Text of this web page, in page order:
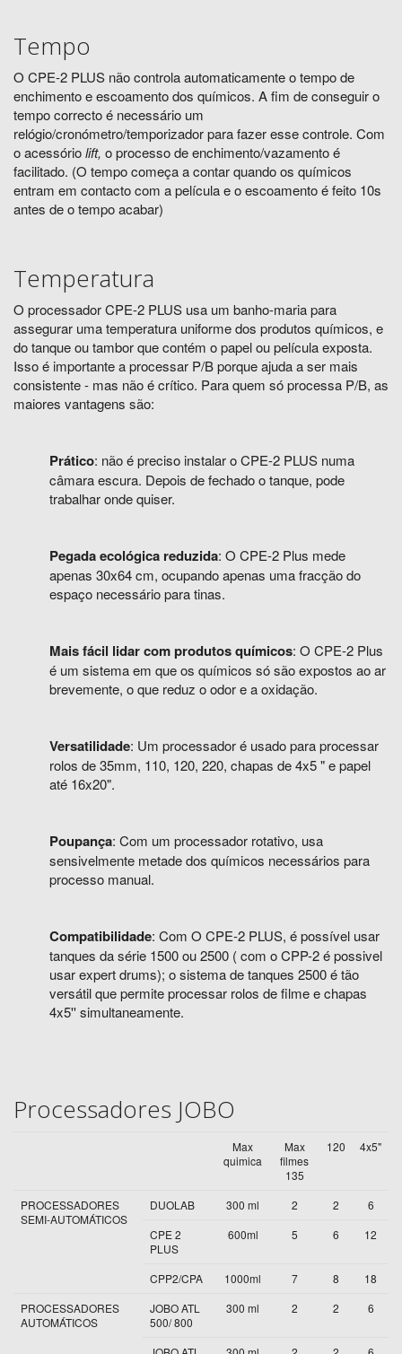
Tempo
O CPE-2 PLUS não controla automaticamente o tempo de
enchimento e escoamento dos químicos. A fim de conseguir o
tempo correcto é necessário um
relógio/cronómetro/temporizador para fazer esse controle. Com
o acessóriolift, o processo de enchimento/vazamento é
facilitado. (O tempo começa a contar quando os químicos
entram em contacto com a película e o escoamento é feito 10s
antes de o tempo acabar)
Temperatura
O processador CPE-2 PLUS usa um banho-maria para
assegurar uma temperatura uniforme dos produtos químicos, e
do tanque ou tambor que contém o papel ou película exposta.
Isso é importante a processar P/B porque ajuda a ser mais
consistente - mas não é crítico. Para quem só processa P/B, as
maiores vantagens são:
Prático: não é preciso instalar o CPE-2 PLUS numa
câmara escura. Depois de fechado o tanque, pode
trabalhar onde quiser.
Pegada ecológica reduzida: O CPE-2 Plus mede
apenas 30x64 cm, ocupando apenas uma fracção do
espaço necessário para tinas.
Mais fácil lidar com produtos químicos: O CPE-2 Plus
é um sistema em que os químicos só são expostos ao ar
brevemente, o que reduz o odor e a oxidação.
Versatilidade: Um processador é usado para processar
rolos de 35mm, 110, 120, 220, chapas de 4x5 " e papel
até 16x20".
Poupança: Com um processador rotativo, usa
sensivelmente metade dos químicos necessários para
processo manual.
Compatibilidade: Com O CPE-2 PLUS, é possível usar
tanques da série 1500 ou 2500 ( com o CPP-2 é possivel
usar expert drums); o sistema de tanques 2500 é tão
versátil que permite processar rolos de filme e chapas
4x5'' simultaneamente.
Processadores JOBO
Max
quimica
Max
filmes
135
120 4x5"
PROCESSADORES
SEMI-AUTOMÁTICOS
DUOLAB 300 ml 2 2
6
CPE 2
PLUS
600ml 5 6 12
CPP2/CPA 1000ml 7 8
18
PROCESSADORES
AUTOMÁTICOS
JOBO ATL
500/ 800
300 ml 2 2 6